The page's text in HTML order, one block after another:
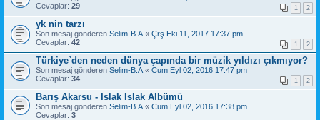
Cevaplar: 29 1 2
yk nin tarzı
Son mesaj gönderen Selim-B.A « Çrş Eki 11, 2017 17:37 pm
Cevaplar: 42 1 2
Türkiye`den neden dünya çapında bir müzik yıldızı çıkmıyor?
Son mesaj gönderen Selim-B.A « Cum Eyl 02, 2016 17:47 pm
Cevaplar: 34 1 2
Barış Akarsu - Islak Islak Albümü
Son mesaj gönderen Selim-B.A « Cum Eyl 02, 2016 17:38 pm
Cevaplar: 3